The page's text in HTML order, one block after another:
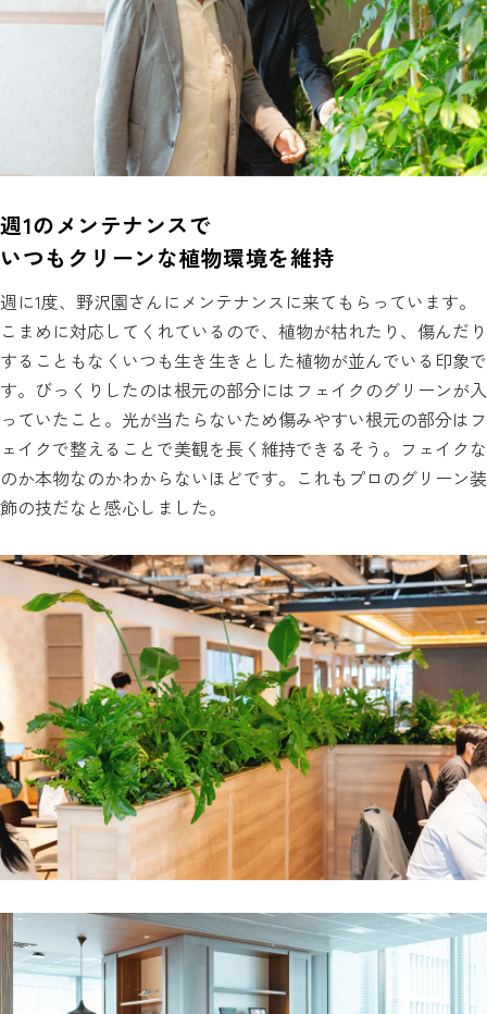
週1のメンテナンスで
いつもクリーンな植物環境を維持
週に1度、野沢園さんにメンテナンスに来てもらっています。
こまめに対応してくれているので、植物が枯れたり、傷んだり
することもなくいつも生き生きとした植物が並んでいる印象で
す。びっくりしたのは根元の部分にはフェイクのグリーンが入
っていたこと。光が当たらないため傷みやすい根元の部分はフ
ェイクで整えることで美観を長く維持できるそう。フェイクな
のか本物なのかわからないほどです。これもプロのグリーン装
飾の技だなと感心しました。